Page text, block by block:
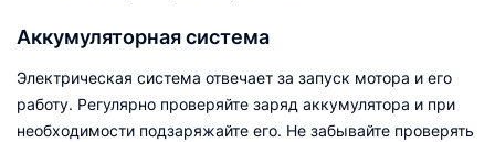
Аккумуляторная система
Электрическая система отвечает за запуск мотора и его
работу. Регулярно проверяйте заряд аккумулятора и при
необходимости подзаряжайте его. Не забывайте проверять